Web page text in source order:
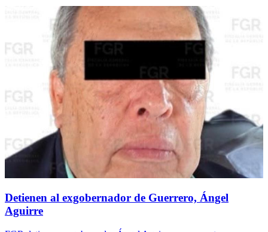
Detienen al exgobernador de Guerrero, Ángel
Aguirre